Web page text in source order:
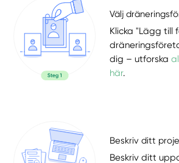
Välj
Klicka "Lägg
dig – utforska
här.
Beskriv ditt
Beskriv ditt